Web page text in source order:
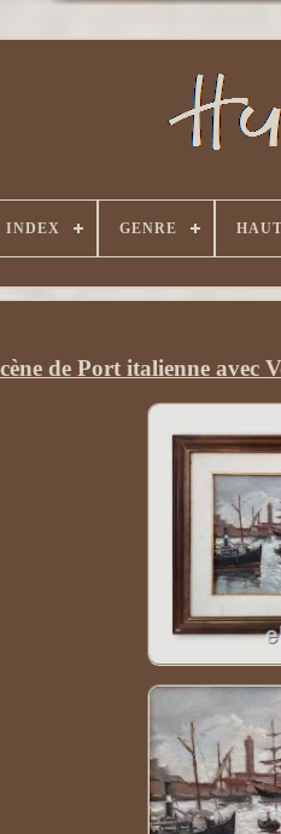
INDEX GENRE
de Port italienne avec